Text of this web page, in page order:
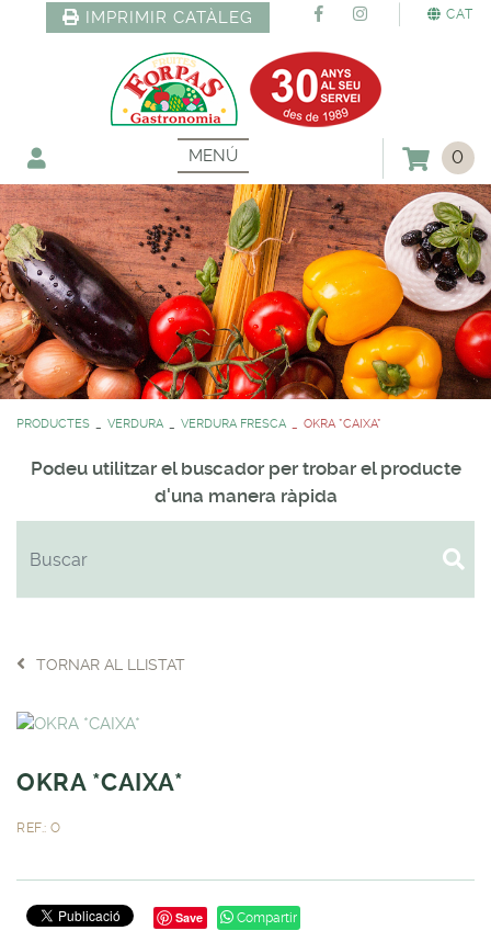
CAT
IMPRIMIR CATÀLEG
MENÚ 0
PRODUCTES VERDURA VERDURA FRESCA OKRA *CAIXA*
Podeu utilitzar el buscador per trobar el producte
d'una manera ràpida
TORNAR AL LLISTAT
OKRA *CAIXA*
REF.: O
Save Compartir